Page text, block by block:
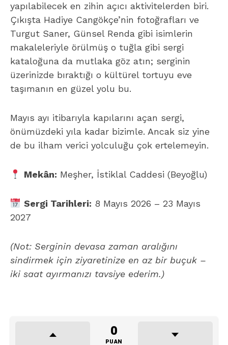
yapılabilecek en zihin açıcı aktivitelerden biri.
Çıkışta Hadiye Cangökçe’nin fotoğrafları ve
Turgut Saner, Günsel Renda gibi isimlerin
makaleleriyle örülmüş o tuğla gibi sergi
kataloğuna da mutlaka göz atın; serginin
üzerinizde bıraktığı o kültürel tortuyu eve
taşımanın en güzel yolu bu.
Mayıs ayı itibarıyla kapılarını açan sergi,
önümüzdeki yıla kadar bizimle. Ancak siz yine
de bu ilham verici yolculuğu çok ertelemeyin.
Mekân: Meşher, İstiklal Caddesi (Beyoğlu)
Sergi Tarihleri: 8 Mayıs 2026 – 23 Mayıs
2027
(Not: Serginin devasa zaman aralığını
sindirmek için ziyaretinize en az bir buçuk –
iki saat ayırmanızı tavsiye ederim.)
0
PUAN